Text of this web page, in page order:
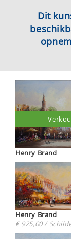
Dit
Henry Brand
Henry Brand
€ 925,00 /